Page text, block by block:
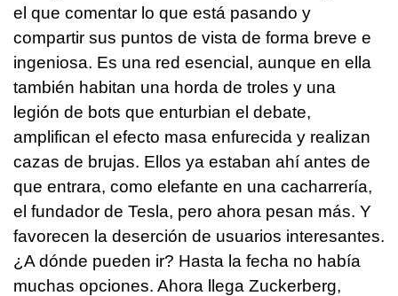
el que comentar lo que está pasando y
compartir sus puntos de vista de forma breve e
ingeniosa. Es una red esencial, aunque en ella
también habitan una horda de troles y una
legión de bots que enturbian el debate,
amplifican el efecto masa enfurecida y realizan
cazas de brujas. Ellos ya estaban ahí antes de
que entrara, como elefante en una cacharrería,
el fundador de Tesla, pero ahora pesan más. Y
favorecen la deserción de usuarios interesantes.
¿A dónde pueden ir? Hasta la fecha no había
muchas opciones. Ahora llega Zuckerberg,